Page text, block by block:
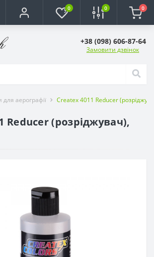
0 0 0
+38 (098) 606-87-64
Замовити дзвінок
для аерографії Createx 4011 Reducer
Reducer (розріджувач),